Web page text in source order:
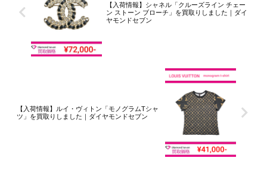
【入荷情報】シャネル「クルーズライン チェー
ン ストーン ブローチ」を買取りしました｜ダイ
ヤモンドセブン
【入荷情報】ルイ・ヴィトン「モノグラムTシャ
ツ」を買取りしました｜ダイヤモンドセブン